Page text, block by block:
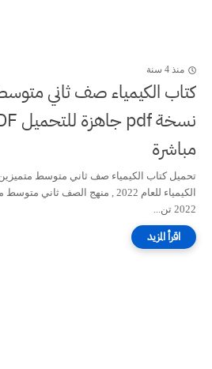
منذ 4 سنة
مباشرة
الكيمياء للعام 2022 , منهج الصف
2022 تن...